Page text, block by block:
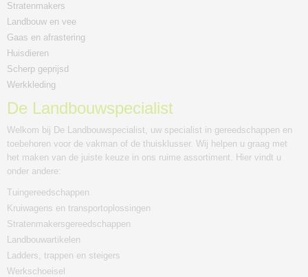
Stratenmakers
Landbouw en vee
Gaas en afrastering
Huisdieren
Scherp geprijsd
Werkkleding
De Landbouwspecialist
Welkom bij De Landbouwspecialist, uw specialist in gereedschappen en
toebehoren voor de vakman of de thuisklusser. Wij helpen u graag met
het maken van de juiste keuze in ons ruime assortiment. Hier vindt u
onder andere:
Tuingereedschappen
Kruiwagens en transportoplossingen
Stratenmakersgereedschappen
Landbouwartikelen
Ladders, trappen en steigers
Werkschoeisel